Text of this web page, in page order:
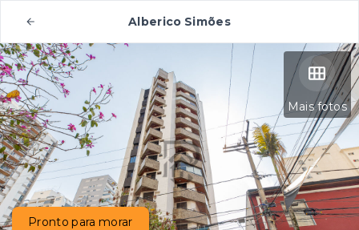
Alberico Simões
Mais fotos
Pronto para morar